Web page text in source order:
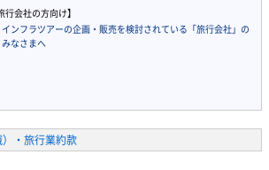
行会社の方向け】
インフラツアーの企画・販売を検討されている「旅行会社」の
みなさまへ
・旅行業約款